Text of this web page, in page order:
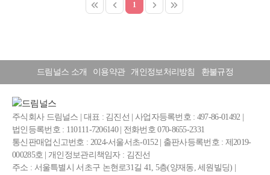
1
드림널스 소개 이용약관 개인정보처리방침 환불규정
주식회사 드림널스 | 대표 : 김진선 | 사업자등록번호 : 497-86-01492 |
법인등록번호 : 110111-7206140 | 전화번호 070-8655-2331
통신판매업신고번호 : 2024-서울서초-0152 | 출판사등록번호 : 제2019-
000285호 | 개인정보관리책임자 : 김진선
주소 : 서울특별시 서초구 논현로31길 41, 5층(양재동, 세원빌딩) |